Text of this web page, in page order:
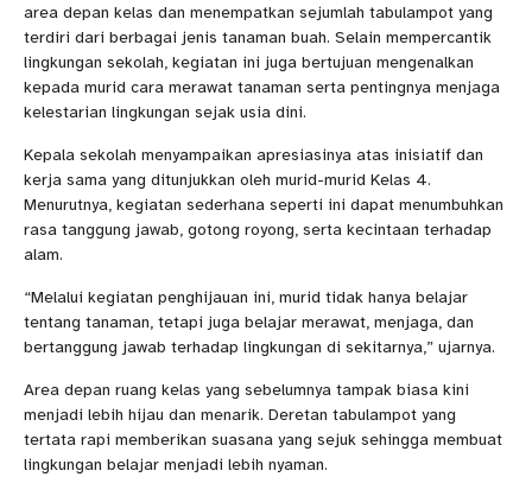
area depan kelas dan menempatkan sejumlah tabulampot yang
terdiri dari berbagai jenis tanaman buah. Selain mempercantik
lingkungan sekolah, kegiatan ini juga bertujuan mengenalkan
kepada murid cara merawat tanaman serta pentingnya menjaga
kelestarian lingkungan sejak usia dini.
Kepala sekolah menyampaikan apresiasinya atas inisiatif dan
kerja sama yang ditunjukkan oleh murid-murid Kelas 4.
Menurutnya, kegiatan sederhana seperti ini dapat menumbuhkan
rasa tanggung jawab, gotong royong, serta kecintaan terhadap
alam.
“Melalui kegiatan penghijauan ini, murid tidak hanya belajar
tentang tanaman, tetapi juga belajar merawat, menjaga, dan
bertanggung jawab terhadap lingkungan di sekitarnya,” ujarnya.
Area depan ruang kelas yang sebelumnya tampak biasa kini
menjadi lebih hijau dan menarik. Deretan tabulampot yang
tertata rapi memberikan suasana yang sejuk sehingga membuat
lingkungan belajar menjadi lebih nyaman.